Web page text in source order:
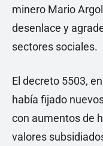
minero Mario
desenlace y
sectores sociales.
El decreto 5503,
había fijado
con aumentos de
valores